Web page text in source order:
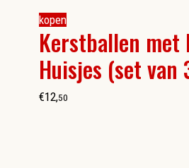
kopen
Kerstballen met
Huisjes (set van
€12,50